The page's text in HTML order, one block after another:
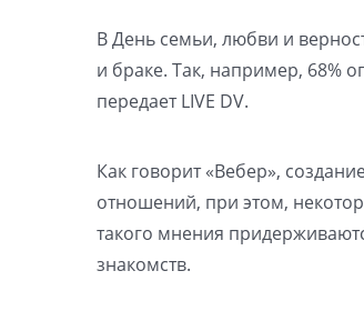
В День семьи, любви и
и браке. Так, например, 68%
передает LIVE DV.
Как говорит «Вебер»,
отношений, при этом,
такого мнения
знакомств.